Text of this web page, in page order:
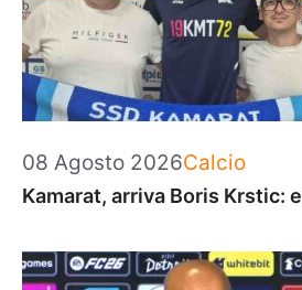
08 Agosto 2026Categorie
Calcio
Kamarat, arriva Boris Krstic: